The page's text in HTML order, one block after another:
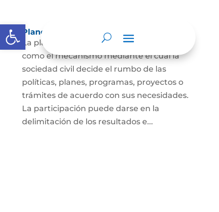
Abrir barra de herramientas
Planeación y presupuesto participativo.
La planeación participativa es entendida
como el mecanismo mediante el cual la
sociedad civil decide el rumbo de las
políticas, planes, programas, proyectos o
trámites de acuerdo con sus necesidades.
La participación puede darse en la
delimitación de los resultados e...